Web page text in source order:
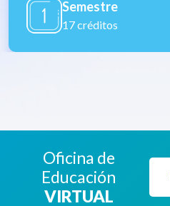
Semestre
16 créditos
Oficina de
Educación
VIRTUAL